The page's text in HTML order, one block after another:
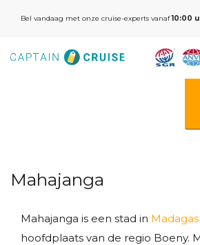
Bel vandaag met onze cruise-experts vanaf10:00
Mahajanga
Mahajanga is een stad in
hoofdplaats van de regio Boeny.